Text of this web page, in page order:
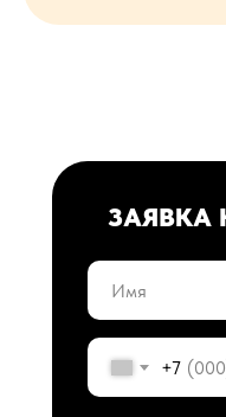
+7
ЗАЯВКА